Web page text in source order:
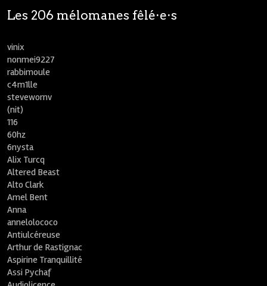
Les 206 mélomanes fêlé⋅e⋅s
vinix
nonmei9227
rabbimoule
c4m1lle
stevewornv
(nit)
116
60hz
6nysta
Alix Turcq
Altered Beast
Alto Clark
Amel Bent
Anna
annelolococo
Antiulcéreuse
Arthur de Rastignac
Aspirine Tranquillité
Assi Pychaf